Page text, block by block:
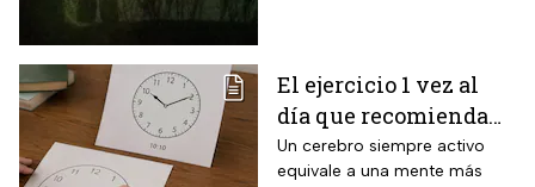
El ejercicio 1 vez al
día que recomienda
INAPAM para adultos
mayores para mejorar
Un cerebro siempre activo
equivale a una mente más